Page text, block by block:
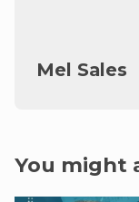
Mel Sales
You might